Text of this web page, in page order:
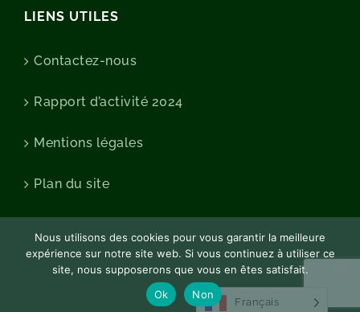
LIENS UTILES
Contactez-nous
Rapport d’activité 2024
Mentions légales
Plan du site
Nous utilisons des cookies pour vous garantir la meilleure
expérience sur notre site web. Si vous continuez à utiliser ce
site, nous supposerons que vous en êtes satisfait.
Ok
Non
Français